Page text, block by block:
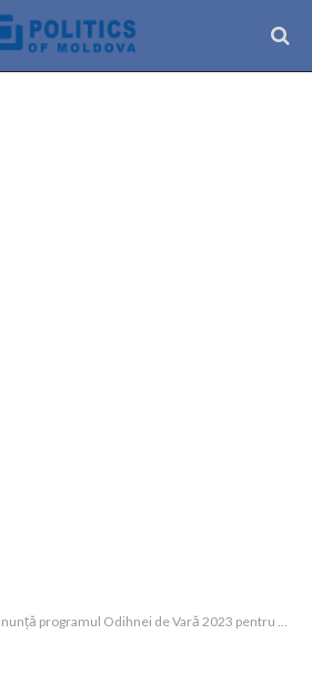
Odihnei de Vară 2023 pentru copii. Cum poți beneficia de biletul de odihnă